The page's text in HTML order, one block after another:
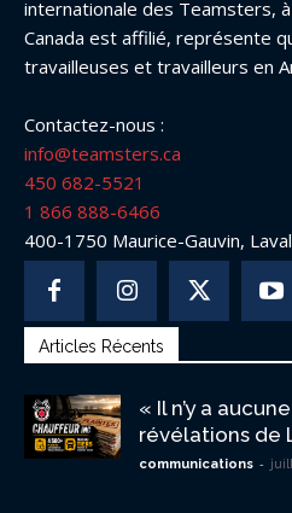
internationale des Teamsters,
Canada est affilié, représente
travailleuses et travailleurs en
Contactez-nous :
info@teamsters.ca
450 682-5521
1 866 888-6466
400-1750 Maurice-Gauvin,
Articles Récents
« Il n’y a
révélations de
communications -